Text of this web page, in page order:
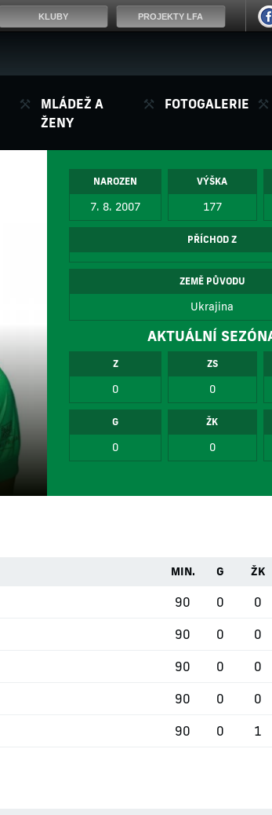
MLÁDEŽ A
ŽENY
FOTOGALERIE
NAROZEN
7. 8. 2007
VÝŠKA
177
PŘÍCHOD Z
ZEMĚ PŮVODU
Ukrajina
AKTUÁLNÍ
Z
0
ZS
0
G
0
ŽK
0
MIN. G ŽK
90 0 0
90 0 0
90 0 0
90 0 0
90 0 1
KLUBY PROJEKTY LFA